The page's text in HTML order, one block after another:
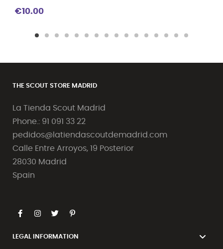
€10.00
THE SCOUT STORE MADRID
La Tienda Scout Madrid
Phone.: 91 091 33 22
pedidos@latiendascoutdemadrid.com
Calle Entre Arroyos, 19 Posterior
28030 Madrid
Spain
LEGAL INFORMATION